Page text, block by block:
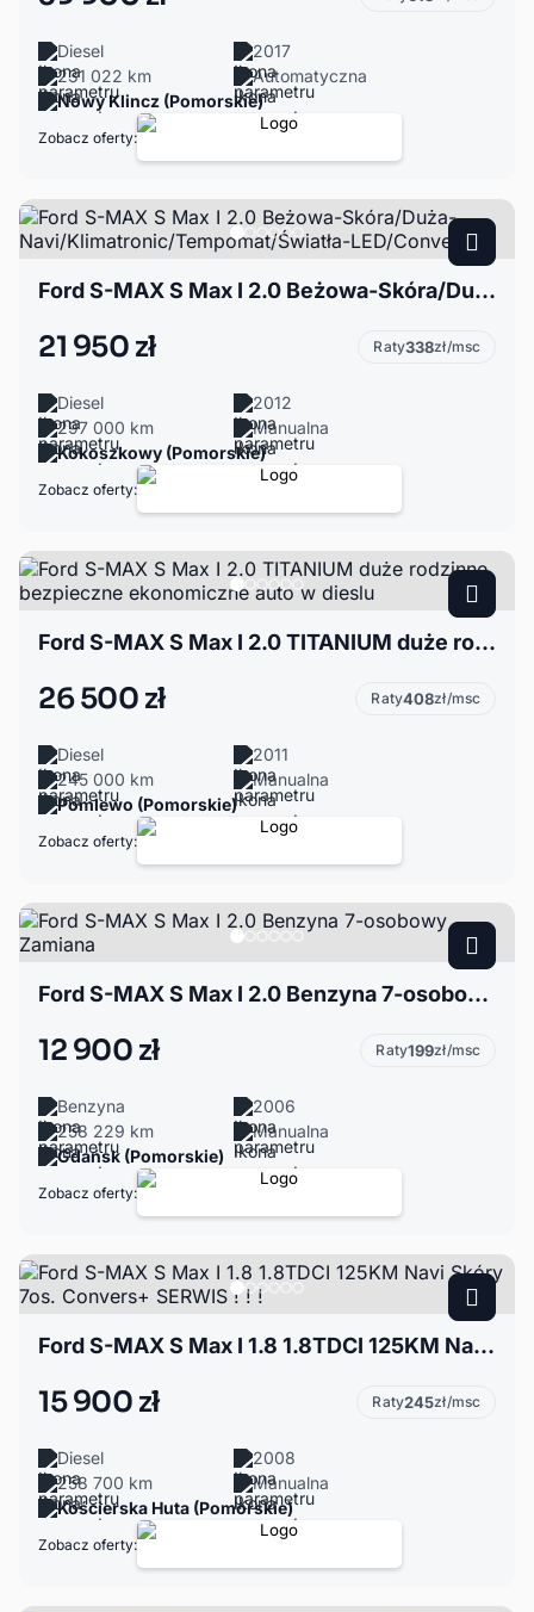
Diesel
2017
231 022 km
Automatyczna
Nowy Klincz (Pomorskie)
Zobacz oferty:
Ford S-MAX S Max I 2.0 Beżowa-Skóra/Duża-Navi/Klimatronic/Tempomat/Światła-LED/Converse+
21 950 zł Raty338zł/msc
Diesel
2012
297 000 km
Manualna
Kokoszkowy (Pomorskie)
Zobacz oferty:
Ford S-MAX S Max I 2.0 TITANIUM duże rodzinne bezpieczne ekonomiczne auto w dieslu
26 500 zł Raty408zł/msc
Diesel
2011
245 000 km
Manualna
Pomlewo (Pomorskie)
Zobacz oferty:
Ford S-MAX S Max I 2.0 Benzyna 7-osobowy Zamiana
12 900 zł Raty199zł/msc
Benzyna
2006
258 229 km
Manualna
Gdańsk (Pomorskie)
Zobacz oferty:
Ford S-MAX S Max I 1.8 1.8TDCI 125KM Navi Skóry 7os. Convers+ SERWIS ! ! !
15 900 zł Raty245zł/msc
Diesel
2008
258 700 km
Manualna
Kościerska Huta (Pomorskie)
Zobacz oferty: